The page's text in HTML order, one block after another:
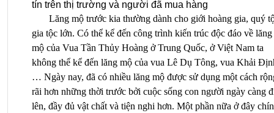
tín trên thị trường và người đã mua hàng
gia tộc lớn. Có thể kể đến công trình kiến trúc độc đáo về lăng
mộ của Vua Tần Thủy Hoàng ở Trung Quốc, ở Việt Nam ta
không thể kể đến lăng mộ của vua Lê Dụ Tông, vua Khải
… Ngày nay, đã có nhiều lăng mộ được sử dụng một cách
rãi hơn những thời trước bởi cuộc sống con người ngày càng
lên, đầy đủ vật chất và tiện nghi hơn. Một phần nữa ở đây